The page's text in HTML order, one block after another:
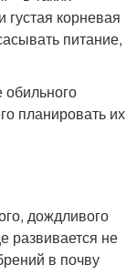
густая корневая
питание,
планировать их
дождливого
развивается не
в почву